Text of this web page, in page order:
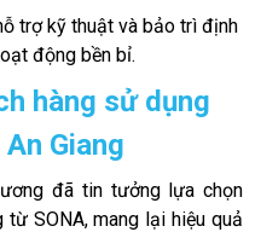
trợ kỹ thuật và bảo trì định
động bền bỉ.
hàng sử dụng
Giang
đã tin tưởng lựa chọn
từ SONA, mang lại hiệu quả